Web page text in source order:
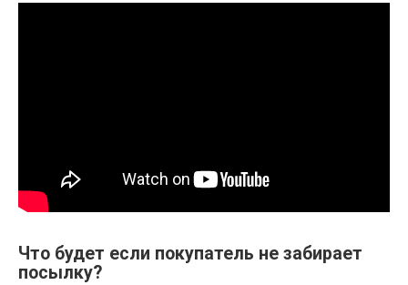
Что будет если покупатель не забирает
посылку?